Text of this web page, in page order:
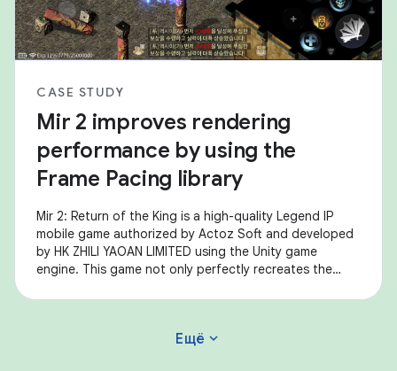
CASE STUDY
Mir 2 improves rendering
performance by using the
Frame Pacing library
Mir 2: Return of the King is a high-quality Legend IP
mobile game authorized by Actoz Soft and developed
by HK ZHILI YAOAN LIMITED using the Unity game
engine. This game not only perfectly recreates the
Ещё expand_more